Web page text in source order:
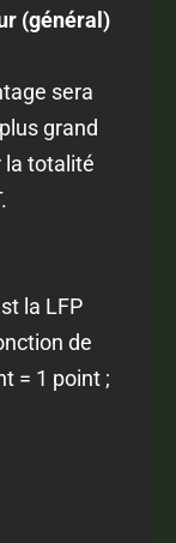
(général)
sera
grand
la totalité
la LFP
de
= 1 point ;